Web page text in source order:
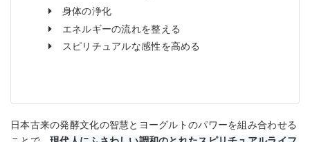
身体の浄化
エネルギーの流れを整える
スピリチュアルな感性を高める
日本古来の発酵文化の智慧とヨーグルトのパワーを組み合わせる